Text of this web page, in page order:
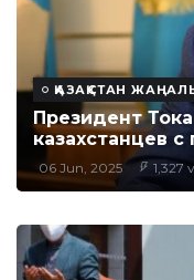
ҚАЗАҚСТАН
Президент
казахстанцев
06 Jun, 2025 1,327